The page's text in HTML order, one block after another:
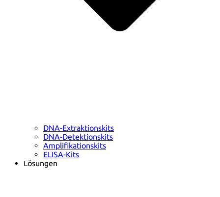
DNA-Extraktionskits
DNA-Detektionskits
Amplifikationskits
ELISA-Kits
Lösungen